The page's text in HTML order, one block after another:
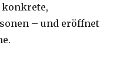
konkrete,
– und eröffnet